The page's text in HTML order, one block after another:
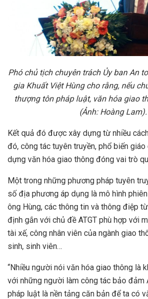
Phó chủtịch chuyên trách Ủy ban An
gia Khuất Việt Hùng cho rằng, nếu
thượng tôn pháp luật, văn hóa giao
(Ảnh: Hoàng Lam).
Kết quả đó được xây dựng từ nhiều
đó, công tác tuyên truyền, phổ biến
dựng văn hóa giao thông đóng vai trò
Một trong những phương pháp tuyên
số địa phương áp dụng là mô hình
ông Hùng, các thông tin và thông điệp
định gắn với chủ đề ATGT phù hợp với
tài xế, công nhân viên của ngành giao
sinh, sinh viên…
“Nhiều người nói văn hóa giao thông là
với những người làm công tác bảo đảm
pháp luật là nền tảng căn bản để ta có